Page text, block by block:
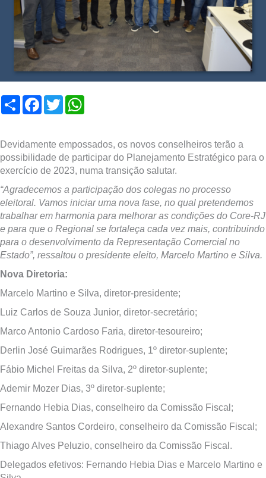
Compartilhar
Facebook
Twitter
Devidamente empossados, os novos conselheiros terão a
possibilidade de participar do Planejamento Estratégico para o
exercício de 2023, numa transição salutar.
“Agradecemos a participação dos colegas no processo
eleitoral. Vamos iniciar uma nova fase, no qual pretendemos
trabalhar em harmonia para melhorar as condições do Core-RJ
e para que o Regional se fortaleça cada vez mais, contribuindo
para o desenvolvimento da Representação Comercial no
Estado”, ressaltou o presidente eleito, Marcelo Martino e Silva.
Nova Diretoria:
Marcelo Martino e Silva, diretor-presidente;
Luiz Carlos de Souza Junior, diretor-secretário;
Marco Antonio Cardoso Faria, diretor-tesoureiro;
Derlin José Guimarães Rodrigues, 1º diretor-suplente;
Fábio Michel Freitas da Silva, 2º diretor-suplente;
Ademir Mozer Dias, 3º diretor-suplente;
Fernando Hebia Dias, conselheiro da Comissão Fiscal;
Alexandre Santos Cordeiro, conselheiro da Comissão Fiscal;
Thiago Alves Peluzio, conselheiro da Comissão Fiscal.
Delegados efetivos: Fernando Hebia Dias e Marcelo Martino e